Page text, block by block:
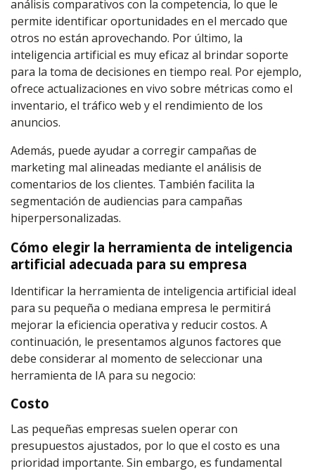
análisis comparativos con la competencia, lo que le
permite identificar oportunidades en el mercado que
otros no están aprovechando. Por último, la
inteligencia artificial es muy eficaz al brindar soporte
para la toma de decisiones en tiempo real. Por ejemplo,
ofrece actualizaciones en vivo sobre métricas como el
inventario, el tráfico web y el rendimiento de los
anuncios.
Además, puede ayudar a corregir campañas de
marketing mal alineadas mediante el análisis de
comentarios de los clientes. También facilita la
segmentación de audiencias para campañas
hiperpersonalizadas.
Cómo elegir la herramienta de inteligencia
artificial adecuada para su empresa
Identificar la herramienta de inteligencia artificial ideal
para su pequeña o mediana empresa le permitirá
mejorar la eficiencia operativa y reducir costos. A
continuación, le presentamos algunos factores que
debe considerar al momento de seleccionar una
herramienta de IA para su negocio:
Costo
Las pequeñas empresas suelen operar con
presupuestos ajustados, por lo que el costo es una
prioridad importante. Sin embargo, es fundamental